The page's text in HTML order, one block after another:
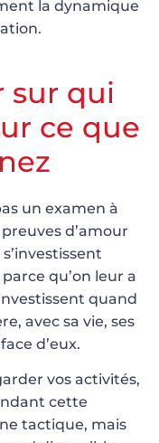
la dynamique
sur qui
ce que
un examen à
d’amour
qu’on leur a
quand
avec sa vie, ses
d’eux.
vos activités,
cette
tactique, mais